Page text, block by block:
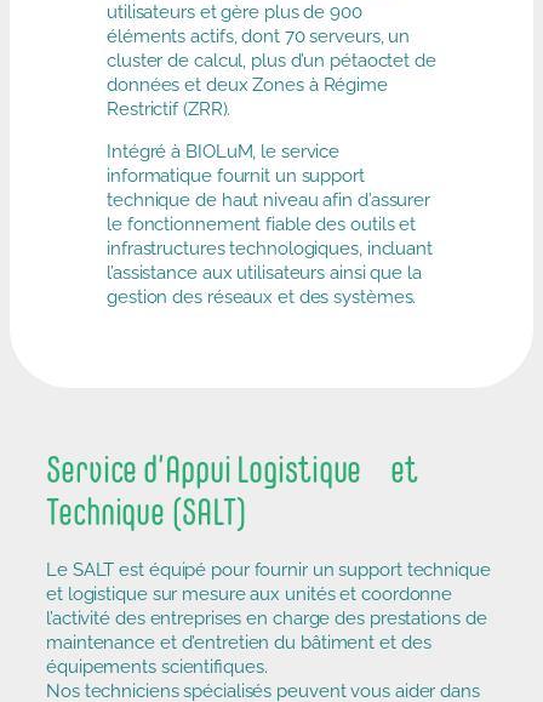
utilisateurs et gère plus de 900
éléments actifs, dont 70 serveurs, un
cluster de calcul, plus d’un pétaoctet de
données et deux Zones à Régime
Restrictif (ZRR).
Intégré à BIOLuM, le service
informatique fournit un support
technique de haut niveau afin d’assurer
le fonctionnement fiable des outils et
infrastructures technologiques, incluant
l’assistance aux utilisateurs ainsi que la
gestion des réseaux et des systèmes.
Service d’Appui Logistique et
Technique (SALT)
Le SALT est équipé pour fournir un support technique
et logistique sur mesure aux unités et coordonne
l’activité des entreprises en charge des prestations de
maintenance et d’entretien du bâtiment et des
équipements scientiﬁques.
Nos techniciens spécialisés peuvent vous aider dans